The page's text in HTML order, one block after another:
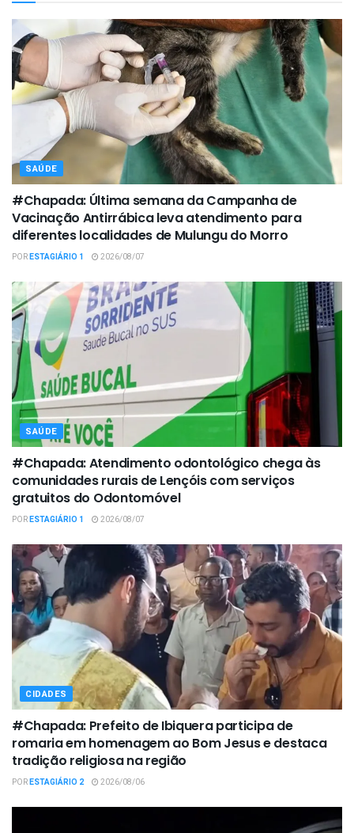
SAÚDE
#Chapada: Última semana da Campanha de
Vacinação Antirrábica leva atendimento para
diferentes localidades de Mulungu do Morro
PORESTAGIÁRIO 1 2026/08/07
SAÚDE
#Chapada: Atendimento odontológico chega às
comunidades rurais de Lençóis com serviços
gratuitos do Odontomóvel
PORESTAGIÁRIO 1 2026/08/07
CIDADES
#Chapada: Prefeito de Ibiquera participa de
romaria em homenagem ao Bom Jesus e destaca
tradição religiosa na região
PORESTAGIÁRIO 2 2026/08/06